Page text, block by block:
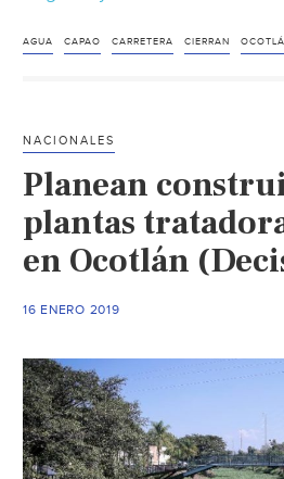
cierran
suministro
agua
potable
AGUA CAPAO CARRETERA CIERRAN
NACIONALES
Planean
plantas
en Ocotlán
16 ENERO 2019